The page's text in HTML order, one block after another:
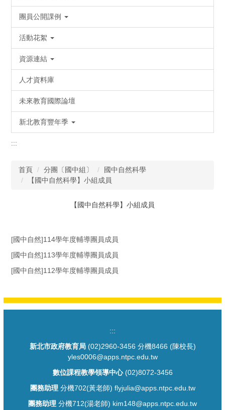
團員公開課例
活動花絮
資源連結
人才資料庫
未來教育國際論壇
新北教育豐年季
:::
首頁 分團〔國中組〕
國中自然科學
【國中自然科學】小組成員
【國中自然科學】小組成員
[國中自然]114學年度輔導團員成員
[國中自然]113學年度輔導團員成員
[國中自然]112學年度輔導團員成員
:::
新北市政府教育局(02)2960-3456 分機8466 (陳校長)
yles0006@apps.ntpc.edu.tw
數位課程教學領導中心(02)8072-3456
團務助理分機702(黃老師) flyjulia@apps.ntpc.edu.tw
團務助理 分機712(湯老師) kim148@apps.ntpc.edu.tw